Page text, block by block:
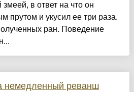
в ответ на что он
прутом и укусил ее три раза.
ран. Поведение
немедленный реванш